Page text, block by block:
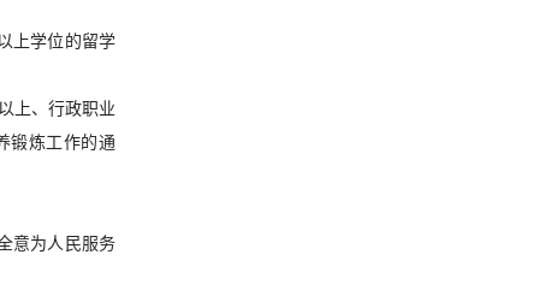
上学位的留学
上、行政职业
锻炼工作的通
意为人民服务